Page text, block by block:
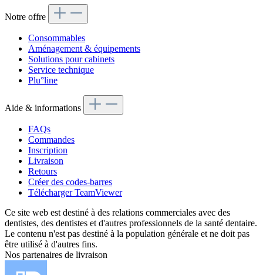
Notre offre
Consommables
Aménagement & équipements
Solutions pour cabinets
Service technique
Plu°line
Aide & informations
FAQs
Commandes
Inscription
Livraison
Retours
Créer des codes-barres
Télécharger TeamViewer
Ce site web est destiné à des relations commerciales avec des
dentistes, des dentistes et d'autres professionnels de la santé dentaire.
Le contenu n'est pas destiné à la population générale et ne doit pas
être utilisé à d'autres fins.
Nos partenaires de livraison